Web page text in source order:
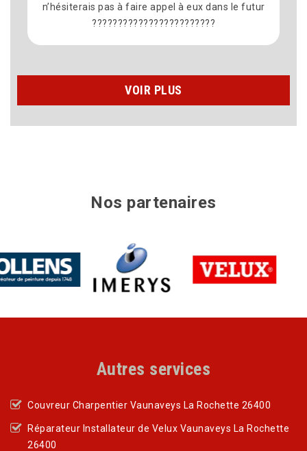
n’hésiterais pas à faire appel à eux dans le futur
????????????????????????
VOIR PLUS
Nos partenaires
Autres services
Couvreur Charpentier Vaunaveys La Rochette 26400
Réparateur Installateur de Velux Vaunaveys La Rochette
26400